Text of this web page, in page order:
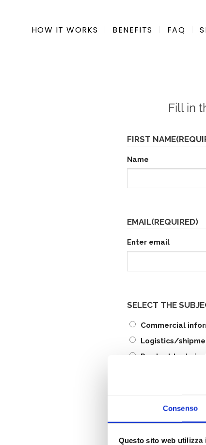
Consenso
Questo sito web utilizza
HOW IT WORKS BENEFITS FAQ
Fill in
FIRST NAME
Name
EMAIL(REQUIRED)
Enter email
SELECT THE
Commercial
Logistics/
Product
(Required)
Let us know what